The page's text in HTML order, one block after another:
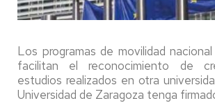
Los programas de movilidad
facilitan el reconocimiento de
estudios realizados en otra
Universidad de Zaragoza tenga